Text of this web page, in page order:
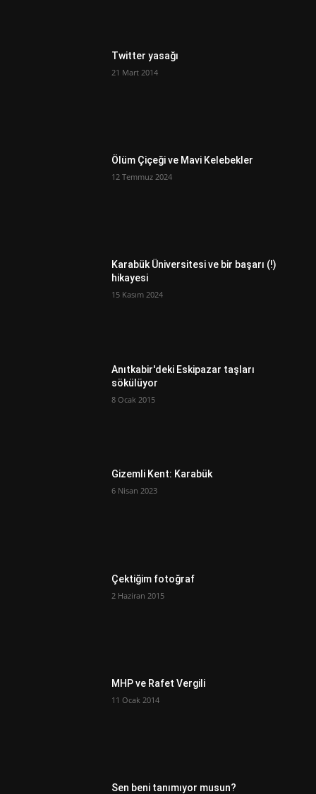
Twitter yasağı
21 Mart 2014
Ölüm Çiçeği ve Mavi Kelebekler
12 Temmuz 2024
Karabük Üniversitesi ve bir başarı (!)
hikayesi
15 Kasım 2024
Anıtkabir'deki Eskipazar taşları
sökülüyor
8 Ocak 2015
Gizemli Kent: Karabük
6 Nisan 2023
Çektiğim fotoğraf
2 Haziran 2015
MHP ve Rafet Vergili
11 Ocak 2014
Sen beni tanımıyor musun?